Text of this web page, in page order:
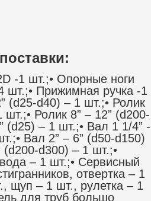
-1 шт.;• Опорные ноги
шт.;• Прижимная ручка -1
(d25-d40) – 1 шт.;• Ролик
шт.;• Ролик 8” – 12” (d200-
(d25) – 1 шт.;• Вал 1 1/4” -
Вал 2” – 6” (d50-d150)
(d200-d300) – 1 шт.;•
– 1 шт.;• Сервисный
отвертка – 1
щуп – 1 шт., рулетка – 1
для труб большо